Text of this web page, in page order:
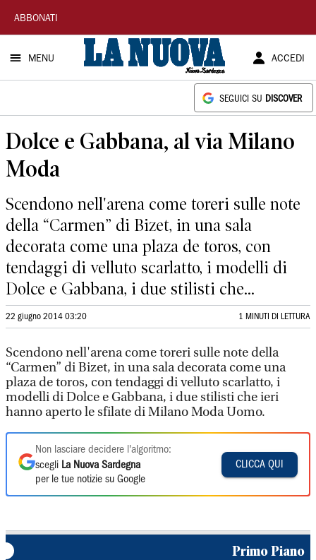
La
Nuova
Sardegna
ABBONATI
MENU ACCEDI
SEGUICI SU DISCOVER
Dolce e Gabbana, al via Milano
Moda
Scendono nell'arena come toreri sulle note
della “Carmen” di Bizet, in una sala
decorata come una plaza de toros, con
tendaggi di velluto scarlatto, i modelli di
Dolce e Gabbana, i due stilisti che...
22 giugno 2014 03:20 1 MINUTI DI LETTURA
Scendono nell'arena come toreri sulle note della
“Carmen” di Bizet, in una sala decorata come una
plaza de toros, con tendaggi di velluto scarlatto, i
modelli di Dolce e Gabbana, i due stilisti che ieri
hanno aperto le sfilate di Milano Moda Uomo.
Non lasciare decidere l'algoritmo:
scegli La Nuova Sardegna
per le tue notizie su Google
CLICCA QUI
Primo Piano